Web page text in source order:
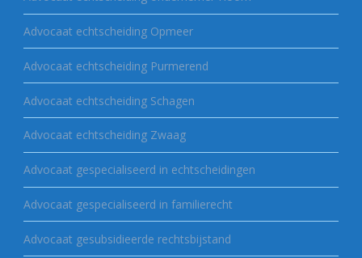
Advocaat echtscheiding Opmeer
Advocaat echtscheiding Purmerend
Advocaat echtscheiding Schagen
Advocaat echtscheiding Zwaag
Advocaat gespecialiseerd in echtscheidingen
Advocaat gespecialiseerd in familierecht
Advocaat gesubsidieerde rechtsbijstand